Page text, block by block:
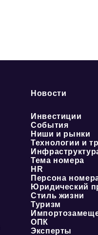
Новости
Инвестиции
События
Ниши и рынки
Технологии и
Тема номера
HR
Персона
Юридический
Стиль жизни
Туризм
ОПК
Эксперты